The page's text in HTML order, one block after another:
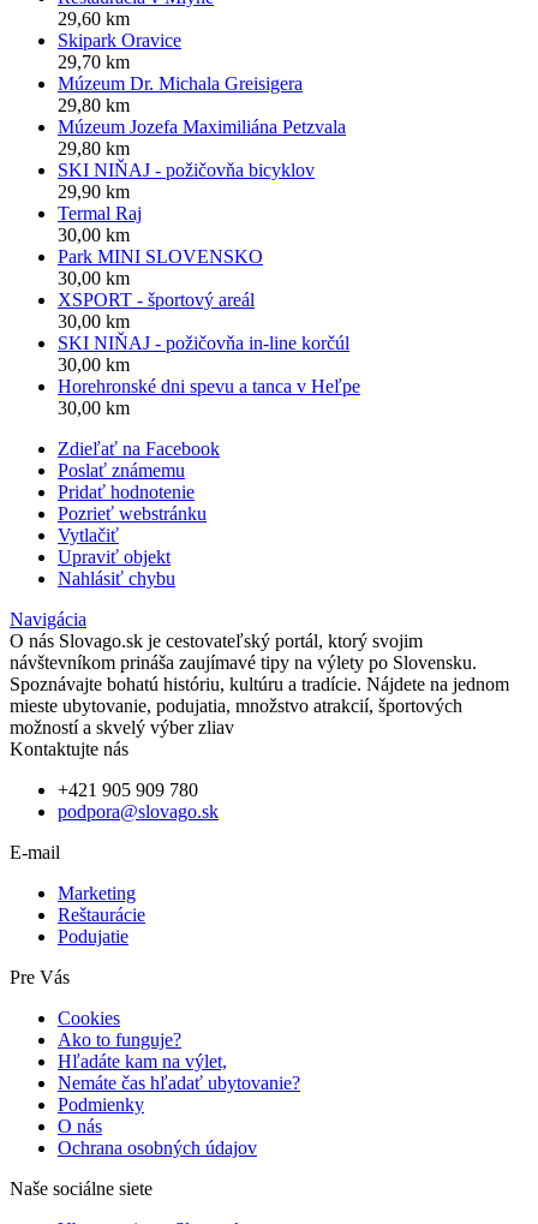
29,60 km
Skipark Oravice
29,70 km
Múzeum Dr. Michala Greisigera
29,80 km
Múzeum Jozefa Maximiliána Petzvala
29,80 km
SKI NIŇAJ - požičovňa bicyklov
29,90 km
Termal Raj
30,00 km
Park MINI SLOVENSKO
30,00 km
XSPORT - športový areál
30,00 km
SKI NIŇAJ - požičovňa in-line korčúl
30,00 km
Horehronské dni spevu a tanca v Heľpe
30,00 km
Zdieľať na Facebook
Poslať známemu
Pridať hodnotenie
Pozrieť webstránku
Vytlačiť
Upraviť objekt
Nahlásiť chybu
Navigácia
O nás Slovago.sk je cestovateľský portál, ktorý svojim
návštevníkom prináša zaujímavé tipy na výlety po Slovensku.
Spoznávajte bohatú históriu, kultúru a tradície. Nájdete na jednom
mieste ubytovanie, podujatia, množstvo atrakcií, športových
možností a skvelý výber zliav
Kontaktujte nás
+421 905 909 780
podpora@slovago.sk
E-mail
Marketing
Reštaurácie
Podujatie
Pre Vás
Cookies
Ako to funguje?
Hľadáte kam na výlet,
Nemáte čas hľadať ubytovanie?
Podmienky
O nás
Ochrana osobných údajov
Naše sociálne siete